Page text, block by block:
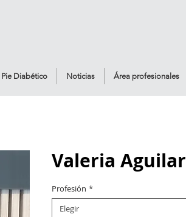
Pie Diabético Noticias Área profesionales
Valeria Aguilar
Profesión *
Elegir